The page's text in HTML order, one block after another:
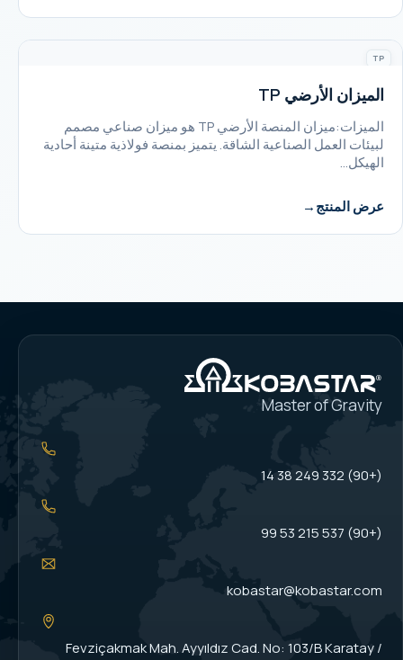
TP
الميزان الأرضي TP
الميزات:ميزان المنصة الأرضي TP هو ميزان صناعي مصمم
لبيئات العمل الصناعية الشاقة. يتميز بمنصة فولاذية متينة أحادية
الهيكل…
عرض المنتج
Master of Gravity
(+90) 332 249 38 14
(+90) 537 215 53 99
kobastar@kobastar.com
Fevziçakmak Mah. Ayyıldız Cad. No: 103/B Karatay /